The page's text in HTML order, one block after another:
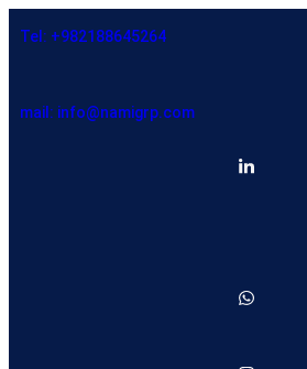
Tel: +982188645264
mail: info@namigrp.com